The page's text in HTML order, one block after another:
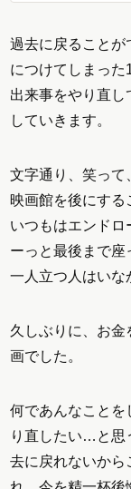
過去に戻ることが
につけてしまっ
出来事をやり直
していきます。
文字通り、笑って
映画館を後にする
いつもはエンドロ
ーっと最後まで
一人立つ人はいな
久しぶりに、お金
画でした。
何であんなことを
り直したい…と思
去に戻れないから